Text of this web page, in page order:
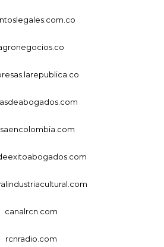
canalrcn.com
rcnradio.com